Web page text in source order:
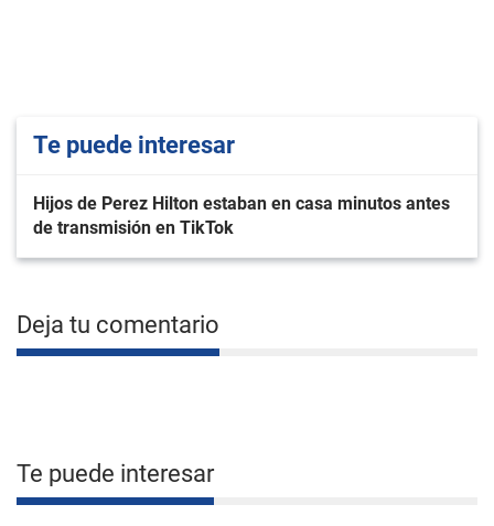
Te puede interesar
Hijos de Perez Hilton estaban en casa minutos antes
de transmisión en TikTok
Deja tu comentario
Te puede interesar